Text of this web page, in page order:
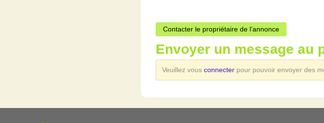
Contacter le propriétaire de l’annonce
Envoyer un message au
Veuillez vous connecter pour pouvoir envoyer des